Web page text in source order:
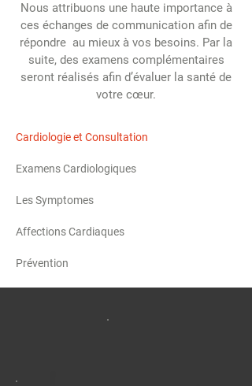
Nous attribuons une haute importance à
ces échanges de communication afin de
répondre au mieux à vos besoins. Par la
suite, des examens complémentaires
seront réalisés afin d’évaluer la santé de
votre cœur.
Cardiologie et Consultation
Examens Cardiologiques
Les Symptomes
Affections Cardiaques
Prévention